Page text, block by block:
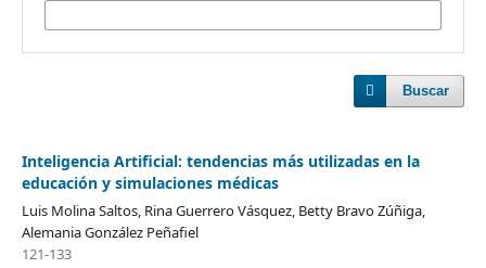
Buscar
Inteligencia Artificial: tendencias más utilizadas en la
educación y simulaciones médicas
Luis Molina Saltos, Rina Guerrero Vásquez, Betty Bravo Zúñiga,
Alemania González Peñafiel
121-133